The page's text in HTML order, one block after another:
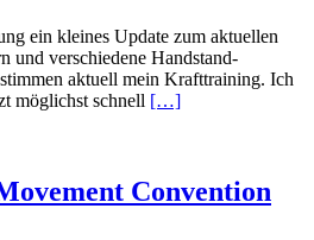
ein kleines Update zum aktuellen
und verschiedene Handstand-
aktuell mein Krafttraining. Ich
möglichst schnell […]
Convention